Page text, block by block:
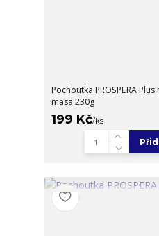
Pochoutka PROSPERA
masa 230g
199 Kč/ks